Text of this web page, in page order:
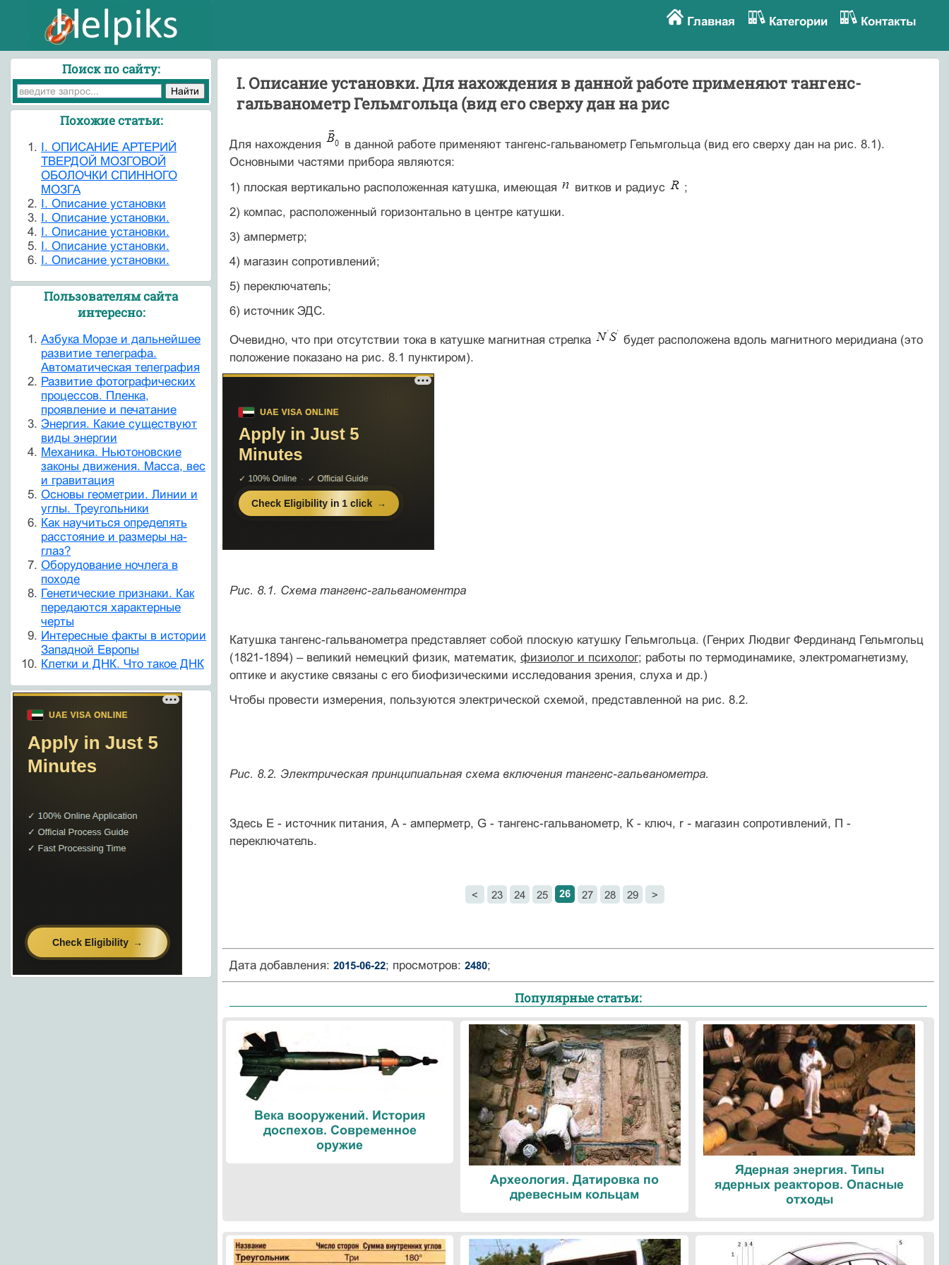
Главная Категории Контакты
I. Описание установки. Для нахождения в данной работе применяют тангенс-
гальванометр Гельмгольца (вид его сверху дан на рис
Для нахождения
в данной работе применяют тангенс-гальванометр Гельмгольца (вид его сверху дан на рис. 8.1).
Основными частями прибора являются:
1) плоская вертикально расположенная катушка, имеющая
витков и радиус
;
2) компас, расположенный горизонтально в центре катушки.
3) амперметр;
4) магазин сопротивлений;
5) переключатель;
6) источник ЭДС.
Очевидно, что при отсутствии тока в катушке магнитная стрелка
будет расположена вдоль магнитного меридиана (это
положение показано на рис. 8.1 пунктиром).
Рис. 8.1. Схема тангенс-гальваноментра
Катушка тангенс-гальванометра представляет собой плоскую катушку Гельмгольца. (Генрих Людвиг Фердинанд Гельмгольц
(1821-1894) – великий немецкий физик, математик, физиолог и психолог; работы по термодинамике, электромагнетизму,
оптике и акустике связаны с его биофизическими исследования зрения, слуха и др.)
Чтобы провести измерения, пользуются электрической схемой, представленной на рис. 8.2.
Рис. 8.2. Электрическая принципиальная схема включения тангенс-гальванометра.
Здесь Е - источник питания, А - амперметр, G - тангенс-гальванометр, К - ключ, r -магазин сопротивлений, П -
переключатель.
< 23 24 25 26 27 28 29 >
Дата добавления: 2015-06-22; просмотров: 2480;
Популярные статьи:
Века вооружений. История
доспехов. Современное
оружие
Археология. Датировка по
древесным кольцам
Ядерная энергия. Типы
ядерных реакторов. Опасные
отходы
Поиск по сайту:
Похожие статьи:
I. ОПИСАНИЕ АРТЕРИЙ
ТВЕРДОЙ МОЗГОВОЙ
ОБОЛОЧКИ СПИННОГО
МОЗГА
I. Описание установки
I. Описание установки.
I. Описание установки.
I. Описание установки.
I. Описание установки.
Пользователям сайта
интересно:
Азбука Морзе и дальнейшее
развитие телеграфа.
Автоматическая телеграфия
Развитие фотографических
процессов. Пленка,
проявление и печатание
Энергия. Какие существуют
виды энергии
Механика. Ньютоновские
законы движения. Масса, вес
и гравитация
Основы геометрии. Линии и
углы. Треугольники
Как научиться определять
расстояние и размеры на-
глаз?
Оборудование ночлега в
походе
Генетические признаки. Как
передаются характерные
черты
Интересные факты в истории
Западной Европы
Клетки и ДНК. Что такое ДНК